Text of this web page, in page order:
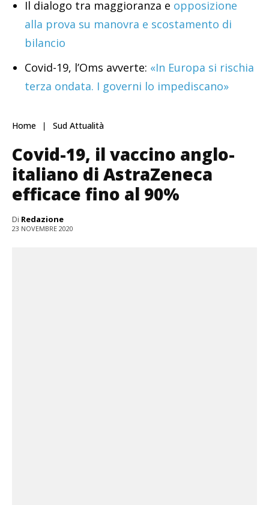
Il dialogo tra maggioranza e opposizione
alla prova su manovra e scostamento di
bilancio
Covid-19, l’Oms avverte: «In Europa si rischia
terza ondata. I governi lo impediscano»
Home Sud Attualità
Covid-19, il vaccino anglo-
italiano di AstraZeneca
efficace fino al 90%
Di Redazione
23 NOVEMBRE 2020